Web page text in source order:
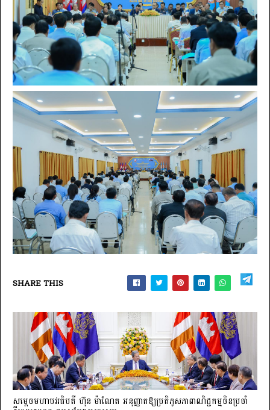
SHARE THIS
សម្តេចមហាបវរធិបតី ហ៊ុន ម៉ាណែត អនុញ្ញាតឱ្យប្រតិភូសភាពាណិជ្ជកម្មចិន​ប្រចាំ